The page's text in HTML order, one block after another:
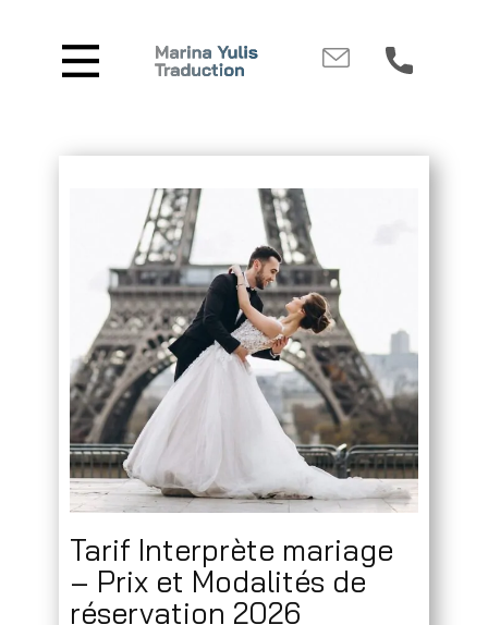
Tarif Interprète mariage
– Prix et Modalités de
réservation 2026